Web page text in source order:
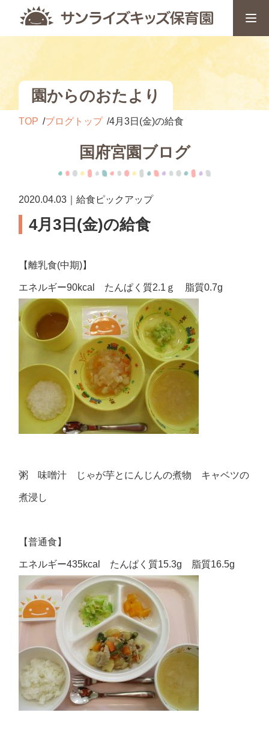
園からのおたより
TOP ブログトップ 4月3日(金)の給食
国府宮園ブログ
2020.04.03｜給食ピックアップ
4月3日(金)の給食
【離乳食(中期)】
エネルギー90kcal たんぱく質2.1ｇ 脂質0.7g
粥 味噌汁 じゃが芋とにんじんの煮物 キャベツの
煮浸し
【普通食】
エネルギー435kcal たんぱく質15.3g 脂質16.5g